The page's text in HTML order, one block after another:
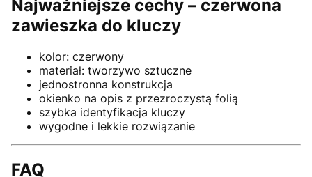
Najważniejsze cechy – czerwona
zawieszka do kluczy
kolor: czerwony
materiał: tworzywo sztuczne
jednostronna konstrukcja
okienko na opis z przezroczystą folią
szybka identyfikacja kluczy
wygodne i lekkie rozwiązanie
FAQ